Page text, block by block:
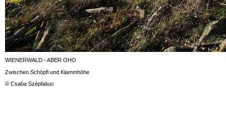
WIENERWALD - ABER OHO
Zwischen Schöpfl und Klammhöhe
© Csaba Szépfalusi